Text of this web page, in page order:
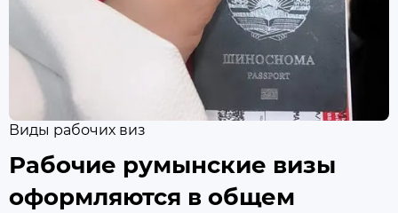
Виды рабочих виз
Рабочие румынские визы
оформляются в общем